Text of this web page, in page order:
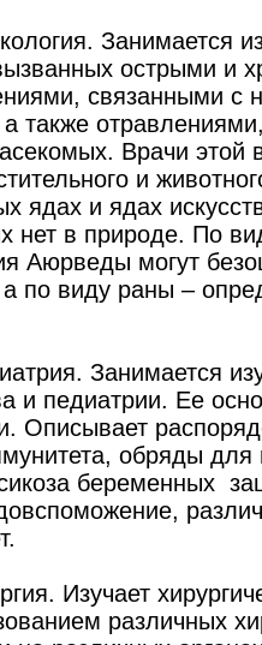
Занимается
острыми и
связанными с
также
Врачи этой
и
ядах и ядах
нет в природе. По
Аюрведы могут
по виду раны –
Занимается
и педиатрии. Ее
Описывает
обряды для
беременных
Изучает
различных